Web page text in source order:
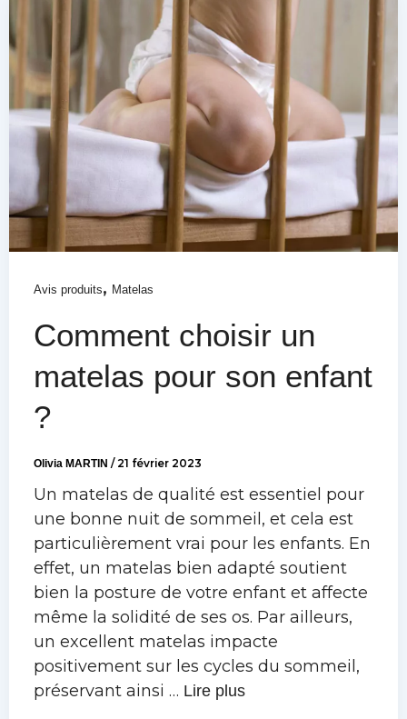
Avis produits, Matelas
Comment choisir un
matelas pour son enfant
?
Olivia MARTIN / 21 février 2023
Un matelas de qualité est essentiel pour
une bonne nuit de sommeil, et cela est
particulièrement vrai pour les enfants. En
effet, un matelas bien adapté soutient
bien la posture de votre enfant et affecte
même la solidité de ses os. Par ailleurs,
un excellent matelas impacte
positivement sur les cycles du sommeil,
préservant ainsi … Lire plus